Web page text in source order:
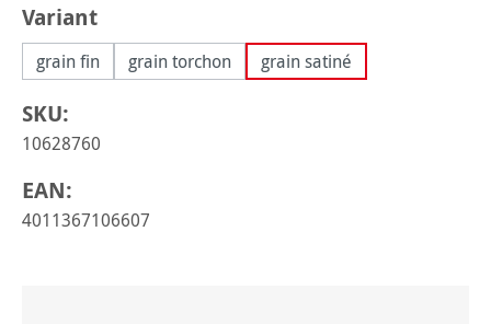
Sélectionnez
Variant
grain fin grain torchon grain satiné
SKU:
10628760
EAN:
4011367106607